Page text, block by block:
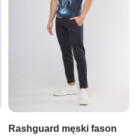
Rashguard męski fason